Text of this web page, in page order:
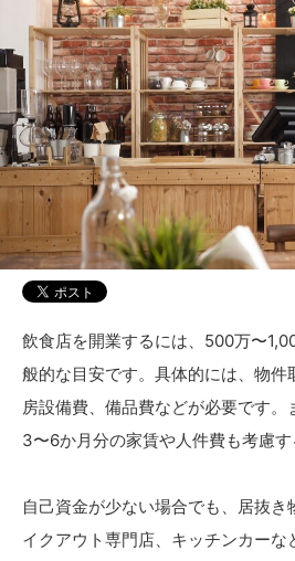
飲食店を開業するには、500万〜
般的な目安です。具体的には、物件
房設備費、備品費などが必要です。
3〜6か月分の家賃や人件費も考慮す
自己資金が少ない場合でも、居抜
イクアウト専門店、キッチンカーな